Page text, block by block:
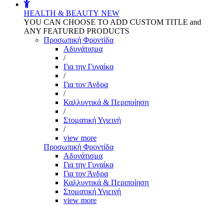
HEALTH & BEAUTY NEW
YOU CAN CHOOSE TO ADD CUSTOM TITLE and
ANY FEATURED PRODUCTS
Προσωπική Φροντίδα
Αδυνάτισμα
/
Για την Γυναίκα
/
Για τον Άνδρα
/
Καλλυντικά & Περιποίηση
/
Στοματική Υγιεινή
/
view more
Προσωπική Φροντίδα
Αδυνάτισμα
Για την Γυναίκα
Για τον Άνδρα
Καλλυντικά & Περιποίηση
Στοματική Υγιεινή
view more